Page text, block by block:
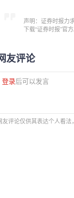
声明：证券时报力
下载“证券时报”官
友评论
登录后可以发言
友评论仅供其表达个人看